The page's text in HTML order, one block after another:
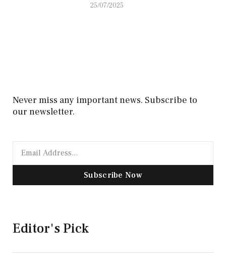
25/07/2025
Never miss any important news. Subscribe to
our newsletter.
Subscribe Now
Editor's Pick